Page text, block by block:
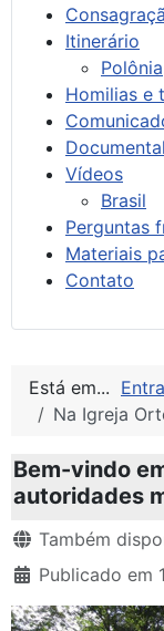
Itinerário
Polônia
Homilias e
Vídeos
Brasil
Perguntas
Materiais
Contato
Está em...
Na Igreja
Bem-vindo
autoridades
Detalhes
Também
Publicado em